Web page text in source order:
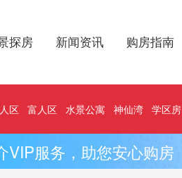
探房 新闻资讯 购房指南
区 富人区 水景公寓 神仙湾 学区房
VIP服务，助您安心购房